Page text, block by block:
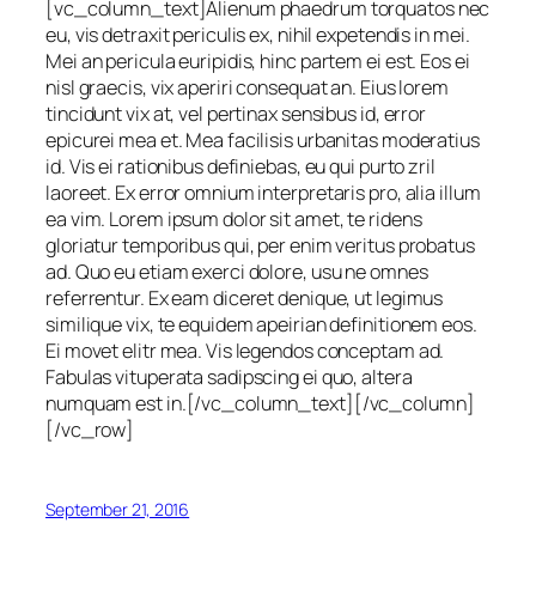
[vc_column_text]Alienum phaedrum torquatos nec
eu, vis detraxit periculis ex, nihil expetendis in mei.
Mei an pericula euripidis, hinc partem ei est. Eos ei
nisl graecis, vix aperiri consequat an. Eius lorem
tincidunt vix at, vel pertinax sensibus id, error
epicurei mea et. Mea facilisis urbanitas moderatius
id. Vis ei rationibus definiebas, eu qui purto zril
laoreet. Ex error omnium interpretaris pro, alia illum
ea vim. Lorem ipsum dolor sit amet, te ridens
gloriatur temporibus qui, per enim veritus probatus
ad. Quo eu etiam exerci dolore, usu ne omnes
referrentur. Ex eam diceret denique, ut legimus
similique vix, te equidem apeirian definitionem eos.
Ei movet elitr mea. Vis legendos conceptam ad.
Fabulas vituperata sadipscing ei quo, altera
numquam est in.[/vc_column_text][/vc_column]
[/vc_row]
September 21, 2016